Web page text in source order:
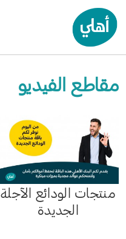
مقاطع الفيديو
منتجات الودائع الآجلة
الجديدة